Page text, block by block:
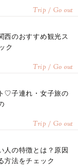
Trip / Go out
西のおすすめ観光ス
ク
Trip / Go out
♡子連れ・女子旅の
Trip / Go out
人の特徴とは？原因
方法をチェック